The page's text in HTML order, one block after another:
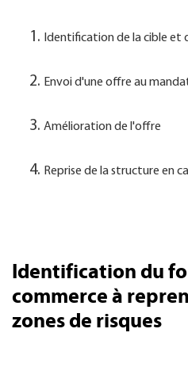
Identification de la cible et
Envoi d'une offre au
Amélioration de l'offre
Reprise de la structure en
Identification du
commerce à
zones de risques